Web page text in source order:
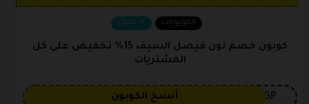
الكوبونات فعال
كوبون خصم نون فيصل السيف 15% تخفيض على كل
المشتريات
3GP أنسخ الكوبون